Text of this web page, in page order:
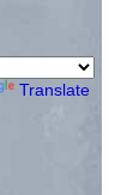
Translate